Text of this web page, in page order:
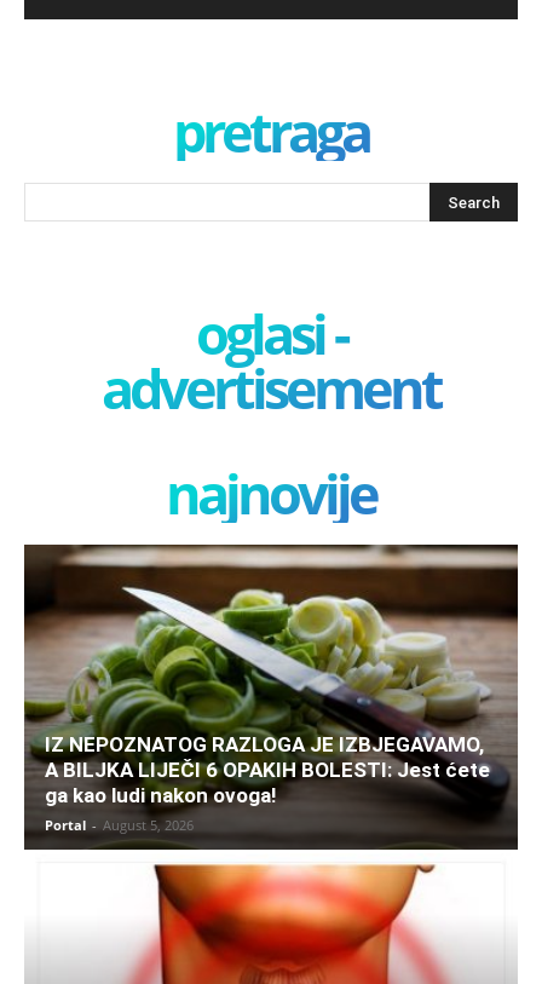
pretraga
oglasi -
advertisement
najnovije
IZ NEPOZNATOG RAZLOGA JE IZBJEGAVAMO,
A BILJKA LIJEČI 6 OPAKIH BOLESTI: Jest ćete
ga kao ludi nakon ovoga!
Portal - August 5, 2026